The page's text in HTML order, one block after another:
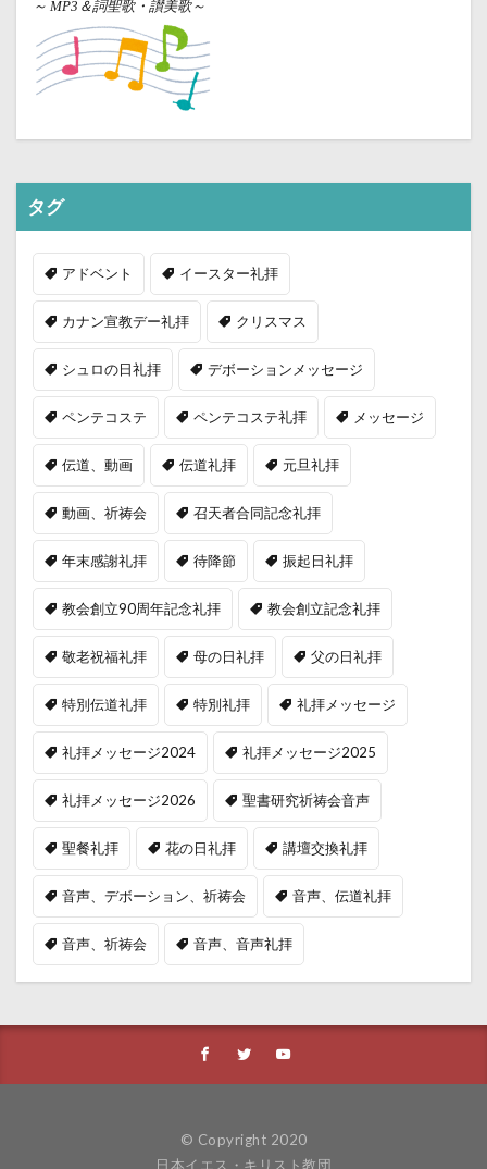
～ MP3＆詞聖歌・讃美歌～
タグ
アドベント イースター礼拝
カナン宣教デー礼拝 クリスマス
シュロの日礼拝 デボーションメッセージ
ペンテコステ ペンテコステ礼拝 メッセージ
伝道、動画 伝道礼拝 元旦礼拝
動画、祈祷会 召天者合同記念礼拝
年末感謝礼拝 待降節 振起日礼拝
教会創立90周年記念礼拝 教会創立記念礼拝
敬老祝福礼拝 母の日礼拝 父の日礼拝
特別伝道礼拝 特別礼拝 礼拝メッセージ
礼拝メッセージ2024 礼拝メッセージ2025
礼拝メッセージ2026 聖書研究祈祷会音声
聖餐礼拝 花の日礼拝 講壇交換礼拝
音声、デボーション、祈祷会 音声、伝道礼拝
音声、祈祷会 音声、音声礼拝
© Copyright 2020
日本イエス・キリスト教団